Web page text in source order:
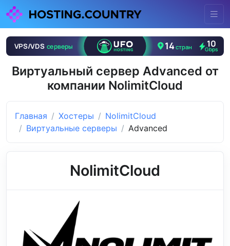
Виртуальный сервер Advanced от
компании NolimitCloud
Главная Хостеры
NolimitCloud
Виртуальные серверы
Advanced
NolimitCloud